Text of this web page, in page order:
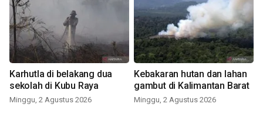
Karhutla di belakang dua
sekolah di Kubu Raya
Minggu, 2 Agustus 2026
Kebakaran hutan dan lahan
gambut di Kalimantan Barat
Minggu, 2 Agustus 2026